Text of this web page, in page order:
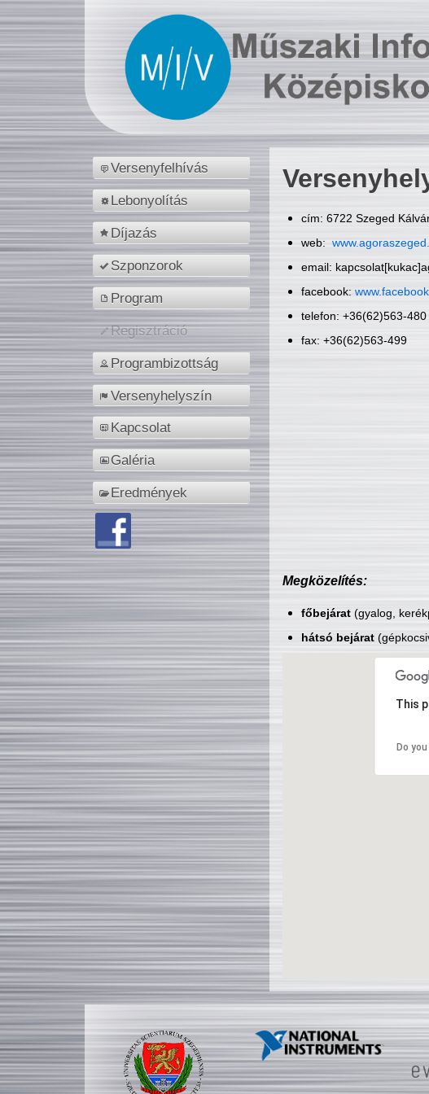
Versenyfelhívás
Lebonyolítás
Díjazás
Szponzorok
Program
Regisztráció
Programbizottság
Versenyhelyszín
Kapcsolat
Galéria
Eredmények
cím: 6722 Szeged
web:
email:
facebook:
telefon: +36(62)563-480
fax: +36(62)563-499
Megközelítés:
főbejárat(gyalog,
hátsó bejárat
This
Do